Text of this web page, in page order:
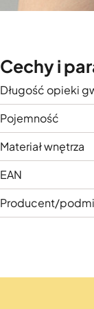
Cechy i
Długość opieki
Pojemność
Materiał wnętrza
EAN
Producent/